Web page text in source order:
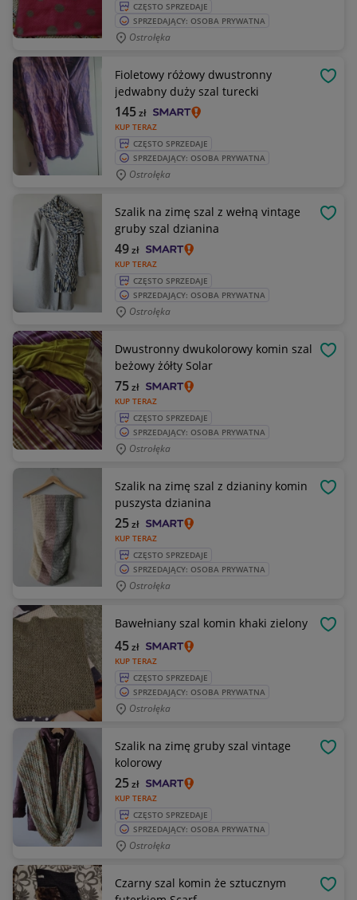
CZĘSTO SPRZEDAJE
SPRZEDAJĄCY: OSOBA PRYWATNA
Ostrołęka
Fioletowy różowy dwustronny
jedwabny duży szal turecki
KUP TERAZ
145zł
CZĘSTO SPRZEDAJE
SPRZEDAJĄCY: OSOBA PRYWATNA
Ostrołęka
Szalik na zimę szal z wełną vintage
gruby szal dzianina
KUP TERAZ
49zł
CZĘSTO SPRZEDAJE
SPRZEDAJĄCY: OSOBA PRYWATNA
Ostrołęka
Dwustronny dwukolorowy komin szal
beżowy żółty Solar
KUP TERAZ
75zł
CZĘSTO SPRZEDAJE
SPRZEDAJĄCY: OSOBA PRYWATNA
Ostrołęka
Szalik na zimę szal z dzianiny komin
puszysta dzianina
KUP TERAZ
25zł
CZĘSTO SPRZEDAJE
SPRZEDAJĄCY: OSOBA PRYWATNA
Ostrołęka
Bawełniany szal komin khaki zielony
KUP TERAZ
45zł
CZĘSTO SPRZEDAJE
SPRZEDAJĄCY: OSOBA PRYWATNA
Ostrołęka
Szalik na zimę gruby szal vintage
kolorowy
KUP TERAZ
25zł
CZĘSTO SPRZEDAJE
SPRZEDAJĄCY: OSOBA PRYWATNA
Ostrołęka
Czarny szal komin że sztucznym